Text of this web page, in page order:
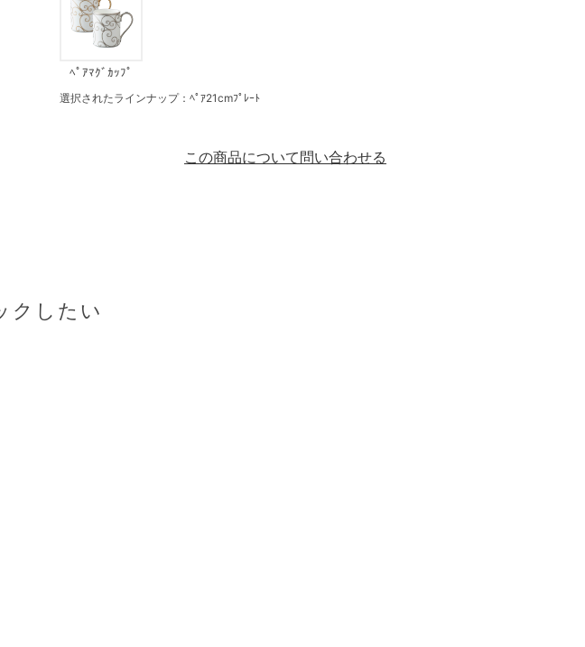
ﾍﾟｱﾏｸﾞｶｯﾌﾟ
選択されたラインナップ：ﾍﾟｱ21cmﾌﾟﾚｰﾄ
この商品について問い合わせる
クしたい